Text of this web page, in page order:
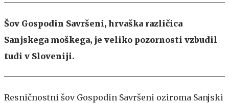
Šov Gospodin Savršeni, hrvaška različica
Sanjskega moškega, je veliko pozornosti vzbudil
tudi v Sloveniji.
Resničnostni šov Gospodin Savršeni oziroma Sanjski